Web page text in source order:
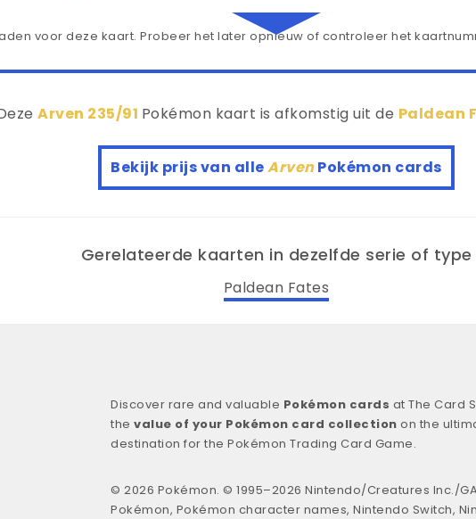
voor deze kaart. Probeer het later opnieuw of controleer het
Arven 235/91 Pokémon kaart is afkomstig uit de Paldean
Bekijk prijs van alleArvenPokémon cards
Gerelateerde kaarten in dezelfde serie of type
Paldean Fates
Discover rare and valuable Pokémon cards at The Card
the value of your Pokémon card collection on the
destination for the Pokémon Trading Card Game.
© 2026 Pokémon. © 1995–2026 Nintendo/Creatures Inc./
Pokémon, Pokémon character names, Nintendo Switch,